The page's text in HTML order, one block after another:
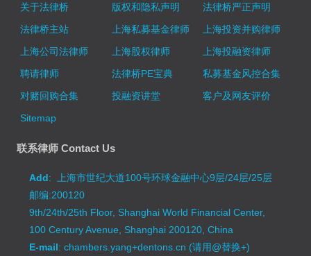
关于法律桥 版权和隐私声明
法律桥严正声明
法律桥主站
上海私募基金律师
上海投资并购律师
上海公司法律师
上海股权律师
上海投融资律师
聘请律师
法律桥PE宝典
私募基金风控合集
对赌回购合集
投融资讲堂
客户及网友评价
Sitemap
联系律师 Contact Us
Add: 上海市世纪大道100号环球金融中心9层/24层/25层
邮编:200120
9th/24th/25th Floor, Shanghai World Financial Center,
100 Century Avenue, Shanghai 200120, China
E-mail: chambers.yang+dentons.cn (请用@替换+)